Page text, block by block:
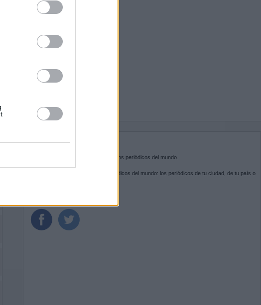
SOBRE KIOSKO.NET
es la puerta de entrada a los periódicos del mundo.
Navega por las portadas de los periódicos del mundo: los periódicos de tu ciudad, de tu país o